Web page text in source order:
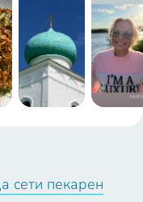
a
a
сети пекарен